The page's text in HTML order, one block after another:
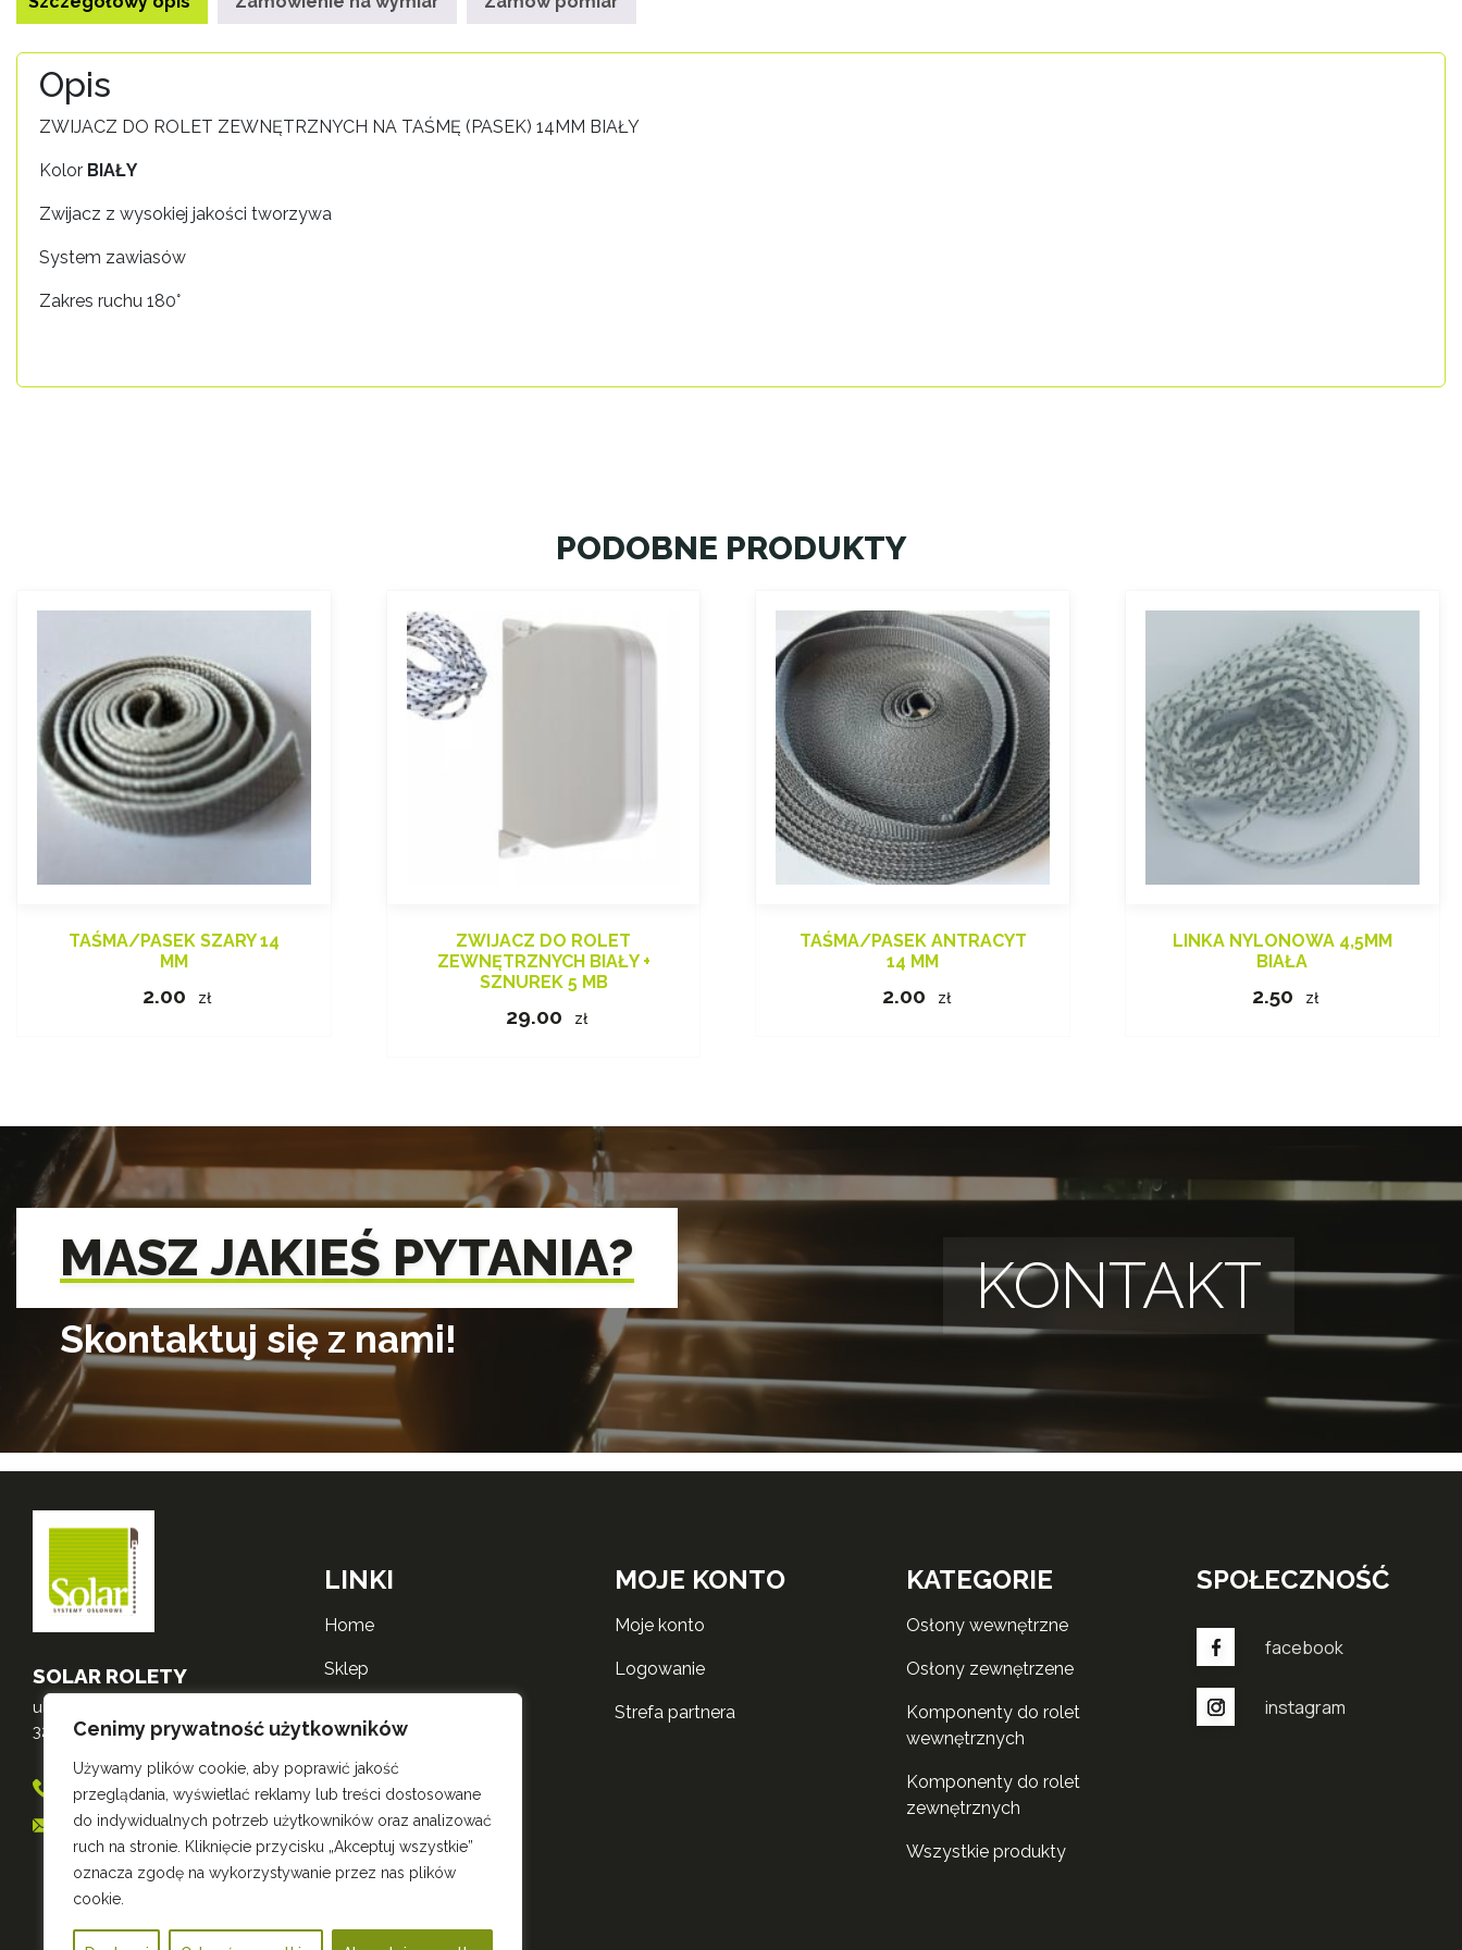
Cenimy prywatność użytkowników
Używamy plików cookie, aby poprawić jakość
przeglądania, wyświetlać reklamy lub treści dostosowane
do indywidualnych potrzeb użytkowników oraz analizować
ruch na stronie. Kliknięcie przycisku „Akceptuj wszystkie”
oznacza zgodę na wykorzystywanie przez nas plików
cookie.
Opis
ZWIJACZ DO ROLET ZEWNĘTRZNYCH NA TAŚMĘ (PASEK) 14MM BIAŁY
Kolor BIAŁY
Zwijacz z wysokiej jakości tworzywa
System zawiasów
Zakres ruchu 180°
PODOBNE PRODUKTY
TAŚMA/PASEK SZARY 14
MM
2.00 zł
ZWIJACZ DO ROLET
ZEWNĘTRZNYCH BIAŁY +
SZNUREK 5 MB
29.00 zł
TAŚMA/PASEK ANTRACYT
14 MM
2.00 zł
LINKA NYLONOWA 4,5MM
BIAŁA
2.50 zł
MASZ JAKIEŚ PYTANIA?
Skontaktuj się z nami!
KONTAKT
SOLAR ROLETY
ul. Mikołajska 3
32-600 Oświęcim
698 556 530
sklep@roletysolar.pl
LINKI
home
sklep
kontakt
polityka zwrotów
polityka prywatności
MOJE KONTO
moje konto
logowanie
strefa partnera
KATEGORIE
osłony wewnętrzne
osłony zewnętrzene
komponenty do rolet
wewnętrznych
komponenty do rolet
zewnętrznych
wszystkie produkty
SPOŁECZNOŚĆ
facebook
instagram